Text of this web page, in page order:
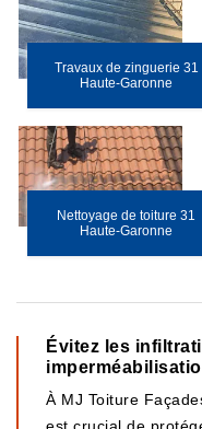
Travaux de zinguerie 31
Haute-Garonne
Nettoyage de toiture 31
Haute-Garonne
Évitez les
À MJ Toiture